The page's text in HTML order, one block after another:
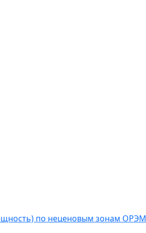
по неценовым зонам ОРЭМ